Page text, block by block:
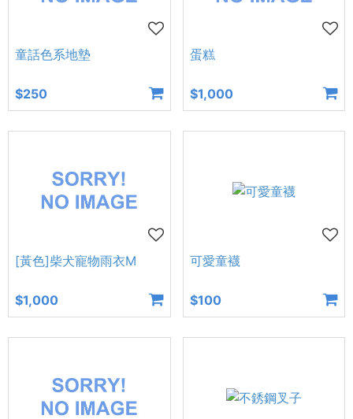
童話色系地墊
$250
蛋糕
$1,000
[黃色]柴犬寵物雨衣M
$1,000
可愛童襪
$100